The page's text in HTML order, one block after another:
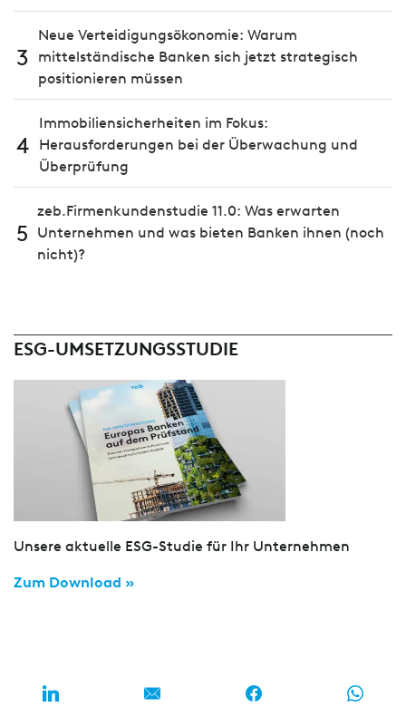
3
Neue Verteidigungsökonomie: Warum
mittelständische Banken sich jetzt strategisch
positionieren müssen
4
Immobiliensicherheiten im Fokus:
Herausforderungen bei der Überwachung und
Überprüfung
5
zeb.Firmenkundenstudie 11.0: Was erwarten
Unternehmen und was bieten Banken ihnen (noch
nicht)?
ESG-UMSETZUNGSSTUDIE
Unsere aktuelle ESG-Studie für Ihr Unternehmen
Zum Download »